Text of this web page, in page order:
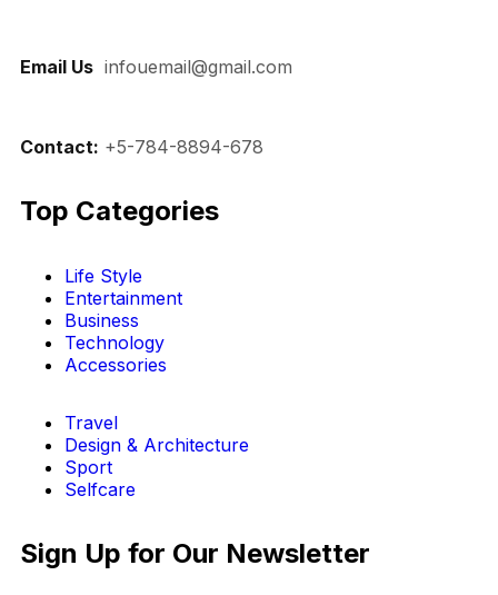
Email Us infouemail@gmail.com
Contact: +5-784-8894-678
Top Categories​
Life Style
Entertainment
Business
Technology
Accessories
Travel
Design & Architecture
Sport
Selfcare
Sign Up for Our Newsletter